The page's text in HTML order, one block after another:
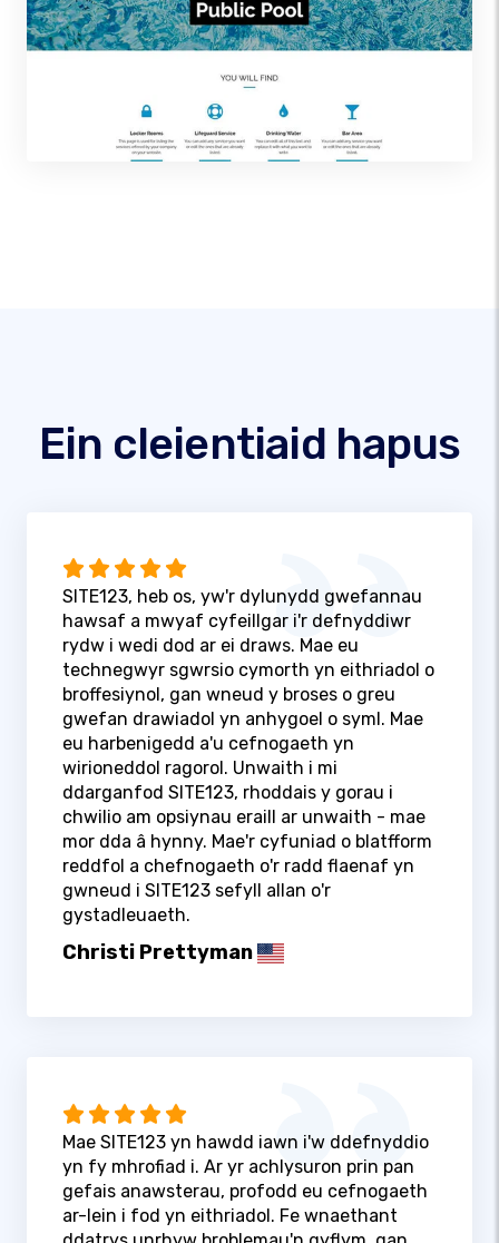
Ein cleientiaid hapus
SITE123, heb os, yw'r dylunydd gwefannau
hawsaf a mwyaf cyfeillgar i'r defnyddiwr
rydw i wedi dod ar ei draws. Mae eu
technegwyr sgwrsio cymorth yn eithriadol o
broffesiynol, gan wneud y broses o greu
gwefan drawiadol yn anhygoel o syml. Mae
eu harbenigedd a'u cefnogaeth yn
wirioneddol ragorol. Unwaith i mi
ddarganfod SITE123, rhoddais y gorau i
chwilio am opsiynau eraill ar unwaith - mae
mor dda â hynny. Mae'r cyfuniad o blatfform
reddfol a chefnogaeth o'r radd flaenaf yn
gwneud i SITE123 sefyll allan o'r
gystadleuaeth.
Christi Prettyman
Mae SITE123 yn hawdd iawn i'w ddefnyddio
yn fy mhrofiad i. Ar yr achlysuron prin pan
gefais anawsterau, profodd eu cefnogaeth
ar-lein i fod yn eithriadol. Fe wnaethant